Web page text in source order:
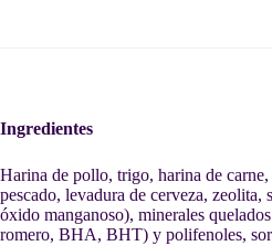
Ingredientes
Harina de pollo, trigo, harina de
pescado, levadura de cerveza,
óxido manganoso), minerales
romero, BHA, BHT) y polifenoles,